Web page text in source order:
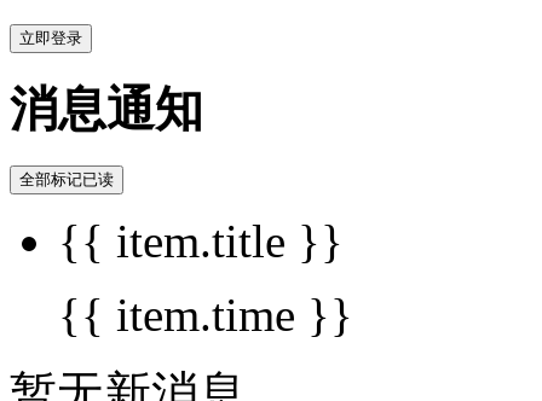
立即登录
消息通知
全部标记已读
{{ item.title }}
{{ item.time }}